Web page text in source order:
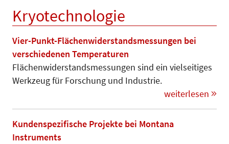
Kryotechnologie
Vier-Punkt-Flächenwiderstandsmessungen bei
verschiedenen Temperaturen
Flächenwiderstandsmessungen sind ein vielseitiges
Werkzeug für Forschung und Industrie.
weiterlesen
Kundenspezifische Projekte bei Montana
Instruments